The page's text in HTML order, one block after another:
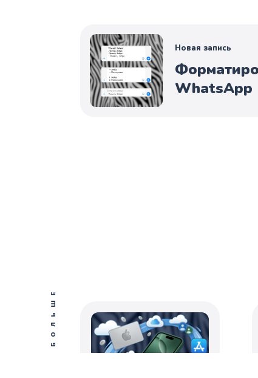
Новая запись
WhatsApp